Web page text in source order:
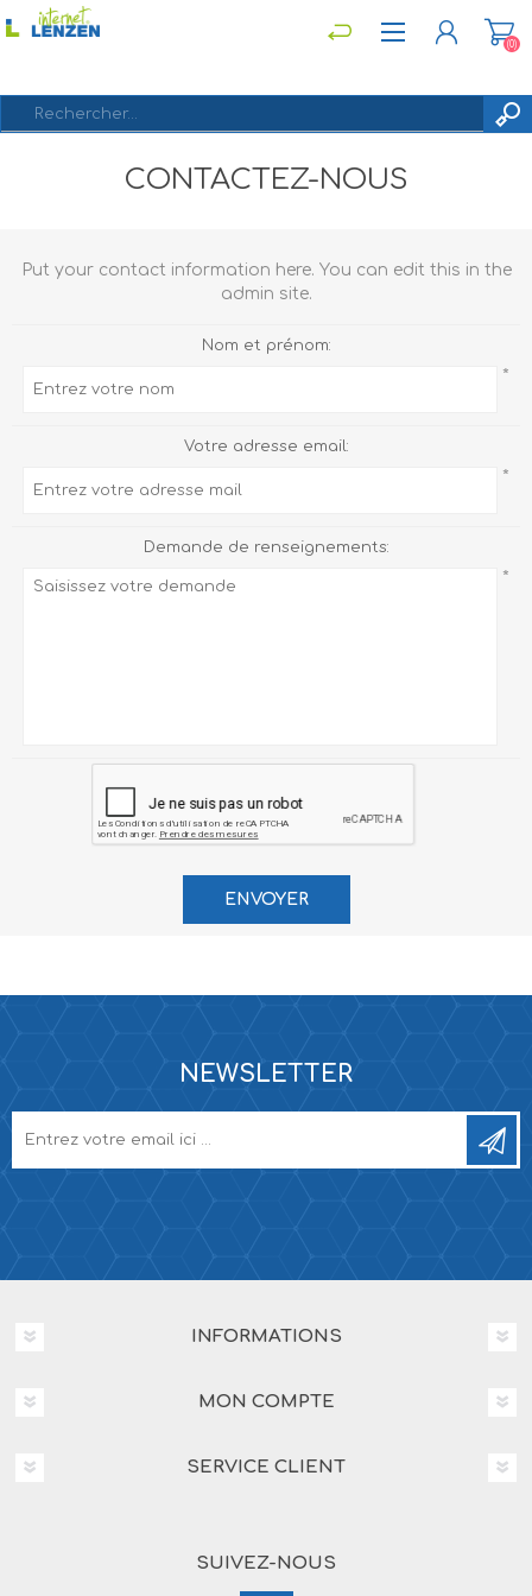
S'ENREGISTRER
(0)
CONTACTEZ-NOUS
Put your contact information here. You can edit this in the
admin site.
Nom et prénom:
*
Votre adresse email:
*
Demande de renseignements:
*
ENVOYER
NEWSLETTER
INFORMATIONS
MON COMPTE
SERVICE CLIENT
SUIVEZ-NOUS